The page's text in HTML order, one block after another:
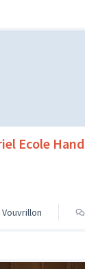
Ecole Hand
Vouvrillon